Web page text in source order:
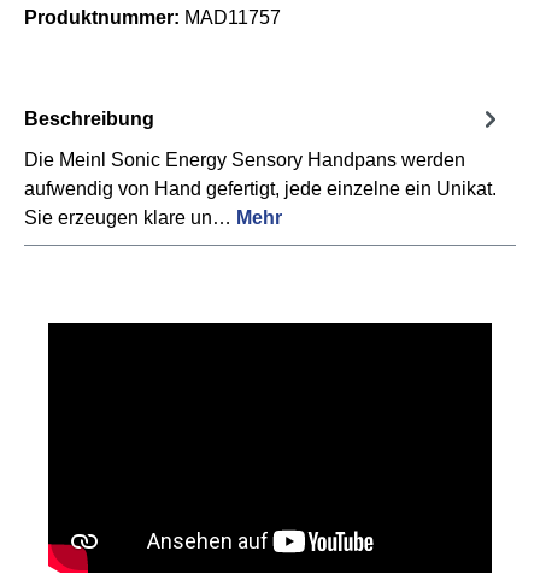
Produktnummer: MAD11757
Beschreibung
Die Meinl Sonic Energy Sensory Handpans werden
aufwendig von Hand gefertigt, jede einzelne ein Unikat.
Sie erzeugen klare un… Mehr